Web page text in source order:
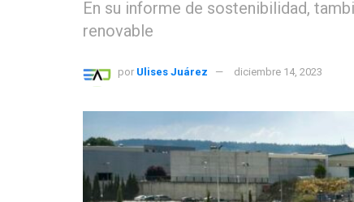
En su informe de sostenibilidad,
renovable
por Ulises Juárez diciembre 14, 2023